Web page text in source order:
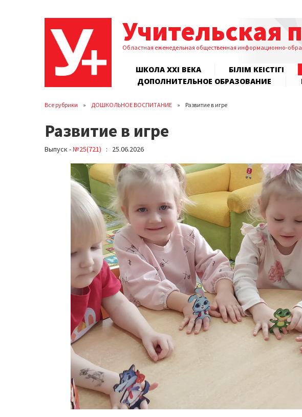
Учительская
Областная еженедельная общественная информационно-
ШКОЛА XXI ВЕКА БІЛІМ КЕҢІСТІГІ
ДОПОЛНИТЕЛЬНОЕ ОБРАЗОВАНИЕ
Все рубрики ДОШКОЛЬНОЕ ВОСПИТАНИЕ Развитие в игре
Развитие в игре
Выпуск -№25(721) : 25.06.2026